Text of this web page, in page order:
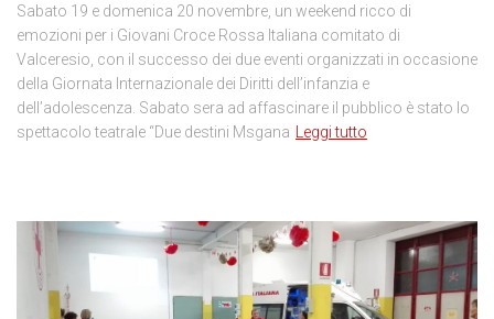
Sabato 19 e domenica 20 novembre, un weekend ricco di
emozioni per i Giovani Croce Rossa Italiana comitato di
Valceresio, con il successo dei due eventi organizzati in occasione
della Giornata Internazionale dei Diritti dell’infanzia e
dell’adolescenza. Sabato sera ad affascinare il pubblico è stato lo
spettacolo teatrale “Due destini Msgana Leggi tutto